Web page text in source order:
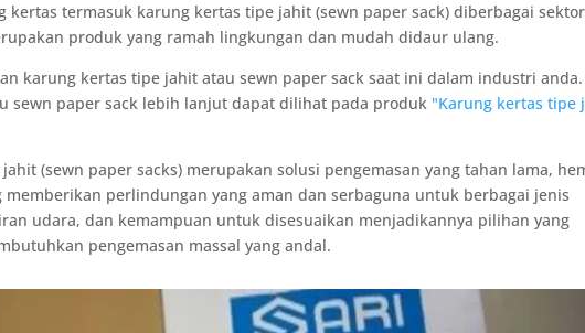
kertas termasuk karung kertas tipe jahit (sewn paper sack) diberbagai sektor
produk yang ramah lingkungan dan mudah didaur ulang.
karung kertas tipe jahit atau sewn paper sack saat ini dalam industri anda.
sewn paper sack lebih lanjut dapat dilihat pada produk "Karung kertas tipe
(sewn paper sacks) merupakan solusi pengemasan yang tahan lama,
perlindungan yang aman dan serbaguna untuk berbagai jenis
udara, dan kemampuan untuk disesuaikan menjadikannya pilihan yang
pengemasan massal yang andal.